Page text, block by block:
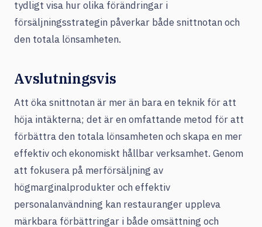
tydligt visa hur olika förändringar i
försäljningsstrategin påverkar både snittnotan och
den totala lönsamheten.
Avslutningsvis
Att öka snittnotan är mer än bara en teknik för att
höja intäkterna; det är en omfattande metod för att
förbättra den totala lönsamheten och skapa en mer
effektiv och ekonomiskt hållbar verksamhet. Genom
att fokusera på merförsäljning av
högmarginalprodukter och effektiv
personalanvändning kan restauranger uppleva
märkbara förbättringar i både omsättning och